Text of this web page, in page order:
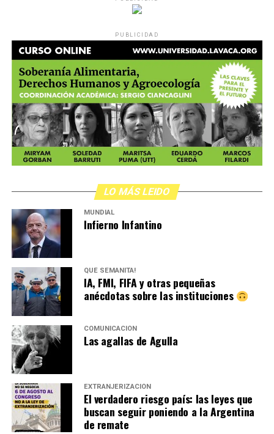
PUBLICIDAD
LO MÁS LEIDO
MUNDIAL
Infierno Infantino
QUÉ SEMANITA!
IA, FMI, FIFA y otras pequeñas
anécdotas sobre las instituciones
COMUNICACIÓN
Las agallas de Agulla
EXTRANJERIZACIÓN
El verdadero riesgo país: las leyes que
buscan seguir poniendo a la Argentina
de remate